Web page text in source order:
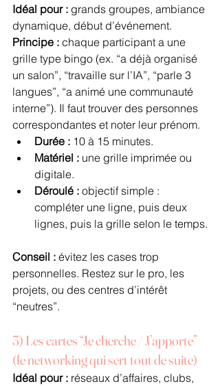
Idéal pour : grands groupes, ambiance
dynamique, début d’événement.
Principe : chaque participant a une
grille type bingo (ex. “a déjà organisé
un salon”, “travaille sur l’IA”, “parle 3
langues”, “a animé une communauté
interne”). Il faut trouver des personnes
correspondantes et noter leur prénom.
Durée : 10 à 15 minutes.
Matériel : une grille imprimée ou
digitale.
Déroulé : objectif simple :
compléter une ligne, puis deux
lignes, puis la grille selon le temps.
Conseil : évitez les cases trop
personnelles. Restez sur le pro, les
projets, ou des centres d’intérêt
“neutres”.
3) Les cartes “Je cherche / J’apporte”
(le networking qui sert tout de suite)
Idéal pour : réseaux d’affaires, clubs,